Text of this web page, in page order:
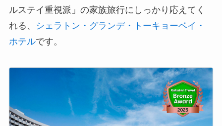
ルステイ重視派」の家族旅行にしっかり応えてく
れる、
シェラトン・グランデ・トーキョーベイ・
ホテルです。